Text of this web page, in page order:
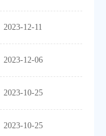
2023-12-11
2023-12-06
2023-10-25
2023-10-25